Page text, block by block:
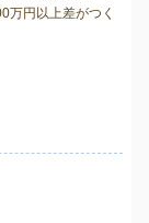
万円以上差がつく